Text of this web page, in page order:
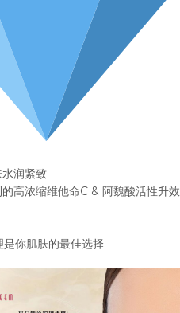
润紧致
高浓缩维他命C & 阿魏酸活性升效
你肌肤的最佳选择